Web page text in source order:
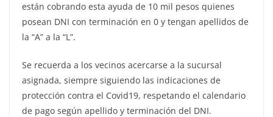
están cobrando esta ayuda de 10 mil pesos quienes
posean DNI con terminación en 0 y tengan apellidos de
la “A” a la “L”.
Se recuerda a los vecinos acercarse a la sucursal
asignada, siempre siguiendo las indicaciones de
protección contra el Covid19, respetando el calendario
de pago según apellido y terminación del DNI.